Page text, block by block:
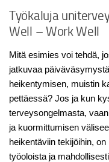
Työkaluja
Well – Work Well
Mitä esimies voi tehdä,
jatkuvaa
heikentymisen, muistin
pettäessä? Jos ja kun
terveysongelmasta,
ja kuormittumisen
heikentäviin tekijöihin,
työoloista ja